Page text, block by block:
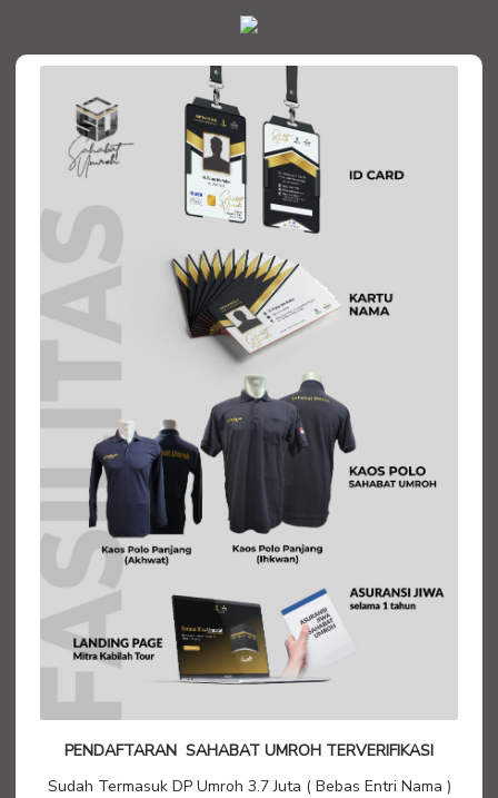
PENDAFTARAN SAHABAT UMROH TERVERIFIKASI
Sudah Termasuk DP Umroh 3.7 Juta ( Bebas Entri Nama )